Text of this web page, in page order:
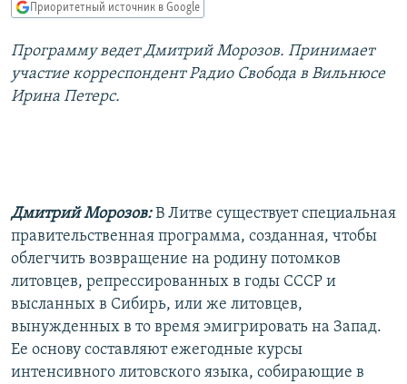
навигации
Вернутся
КУЛЬТУРА
IDEL.РЕАЛИИ
КАВКАЗ.РЕАЛИИ
ПОДПИШИТЕСЬ НА РАССЫЛКУ
СОЦИАЛЬНЫЕ СЕТИ
Приоритетный источник в Google
Программу ведет Дмитрий Морозов. Принимает
участие корреспондент Радио Свобода в Вильнюсе
Ирина Петерс.
Дмитрий Морозов:В Литве существует специальная
правительственная программа, созданная, чтобы
облегчить возвращение на родину потомков
литовцев, репрессированных в годы СССР и
высланных в Сибирь, или же литовцев,
вынужденных в то время эмигрировать на Запад.
Ее основу составляют ежегодные курсы
интенсивного литовского языка, собирающие в